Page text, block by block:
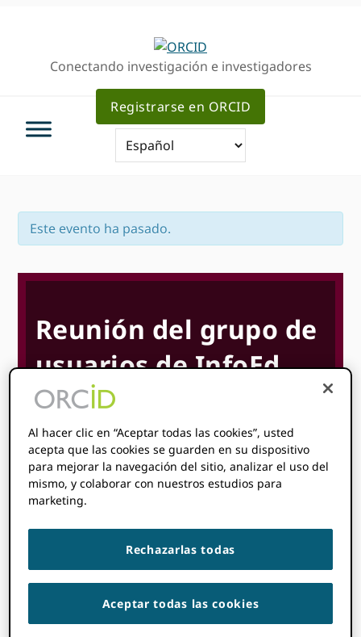
navegación
principalConectando investigación e investigadores
Registrarse en ORCID
Este evento ha pasado.
Reunión del grupo de
usuarios de InfoEd
hora de inicio dondeson:No se pudo detectar su
zona horaria. Probarrecargala página.
Temas
Al hacer clic en “Aceptar todas las cookies”, usted
acepta que las cookies se guarden en su dispositivo
para mejorar la navegación del sitio, analizar el uso del
mismo, y colaborar con nuestros estudios para
marketing.
Rechazarlas todas
Aceptar todas las cookies